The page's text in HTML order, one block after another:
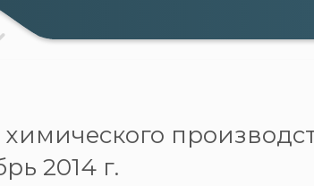
2014 г.